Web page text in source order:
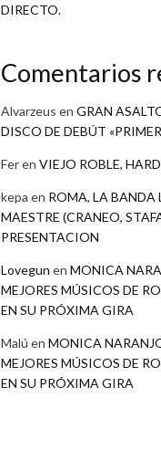
DIRECTO.
Comentarios
Alvarzeus en GRAN
DISCO DE DEBÚT
Feren VIEJO ROBLE,
kepa en ROMA, LA BANDA
MAESTRE (CRANEO,
PRESENTACION
Lovegun en MONICA
MEJORES MÚSICOS DE
EN SU PRÓXIMA GIRA
Malú en MONICA
MEJORES MÚSICOS DE
EN SU PRÓXIMA GIRA